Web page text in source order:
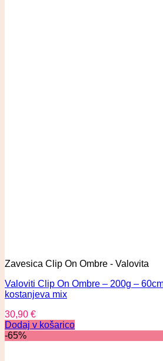
Zavesica Clip On Ombre - Valovita
Valoviti Clip On Ombre – 200g –
kostanjeva mix
30,90 €
Dodaj v košarico
-65%